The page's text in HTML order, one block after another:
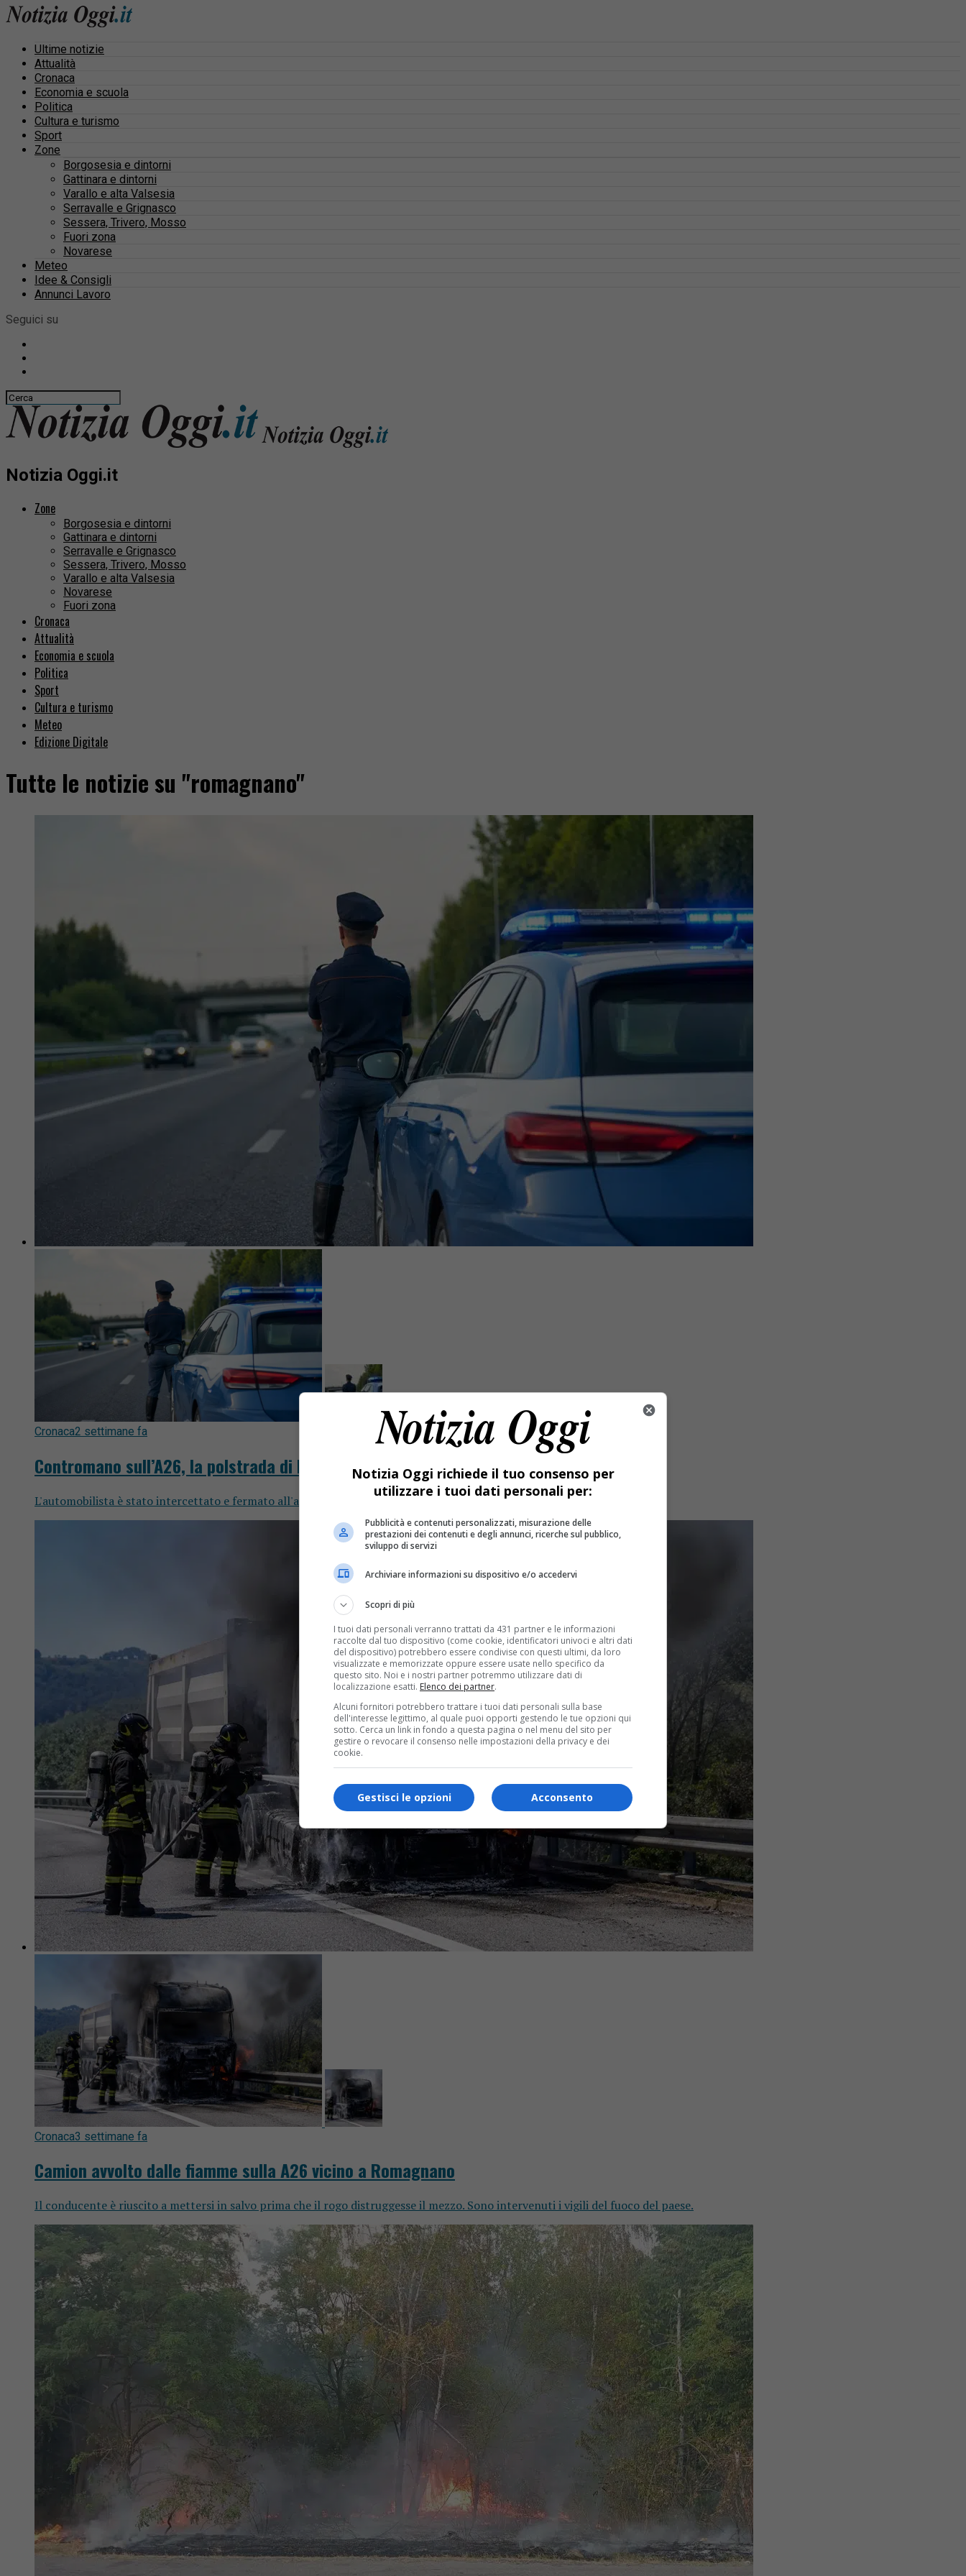
Ultime notizie
Attualità
Cronaca
Economia e scuola
Politica
Cultura e turismo
Sport
Zone
Borgosesia e dintorni
Gattinara e dintorni
Varallo e alta Valsesia
Serravalle e Grignasco
Sessera, Trivero, Mosso
Fuori zona
Novarese
Meteo
Idee & Consigli
Annunci Lavoro
Seguici su
Notizia Oggi.it
Zone
Borgosesia e dintorni
Gattinara e dintorni
Serravalle e Grignasco
Sessera, Trivero, Mosso
Varallo e alta Valsesia
Novarese
Fuori zona
Cronaca
Attualità
Economia e scuola
Politica
Sport
Cultura e turismo
Meteo
Edizione Digitale
Tutte le notizie su "romagnano"
Cronaca2 settimane fa
Contromano sull’A26, la polstrada di Romagnano evita la tragedia
L'automobilista è stato intercettato e fermato all'altezza della bassa Valsesia prima che provocasse uno scontro frontale.
Cronaca3 settimane fa
Camion avvolto dalle fiamme sulla A26 vicino a Romagnano
Il conducente è riuscito a mettersi in salvo prima che il rogo distruggesse il mezzo. Sono intervenuti i vigili del fuoco del paese.
Notizia Oggi richiede il tuo consenso per
utilizzare i tuoi dati personali per:
Pubblicità e contenuti personalizzati, misurazione delle
prestazioni dei contenuti e degli annunci, ricerche sul pubblico,
sviluppo di servizi
Archiviare informazioni su dispositivo e/o accedervi
Scopri di più
I tuoi dati personali verranno trattati da 431 partner e le informazioni
raccolte dal tuo dispositivo (come cookie, identificatori univoci e altri dati
del dispositivo) potrebbero essere condivise con questi ultimi, da loro
visualizzate e memorizzate oppure essere usate nello specifico da
questo sito. Noi e i nostri partner potremmo utilizzare dati di
localizzazione esatti. Elenco dei partner.
Alcuni fornitori potrebbero trattare i tuoi dati personali sulla base
dell'interesse legittimo, al quale puoi opporti gestendo le tue opzioni qui
sotto. Cerca un link in fondo a questa pagina o nel menu del sito per
gestire o revocare il consenso nelle impostazioni della privacy e dei
cookie.
Acconsento
Gestisci le opzioni